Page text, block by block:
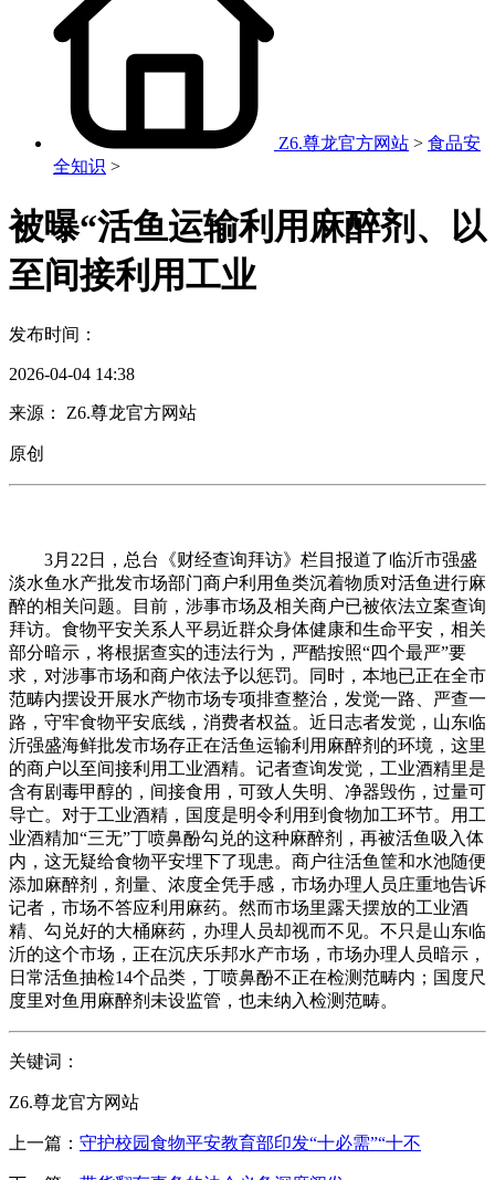
Z6.尊龙官方网站 > 食品安
全知识 >
被曝“活鱼运输利用麻醉剂、以
至间接利用工业
发布时间：
2026-04-04 14:38
来源： Z6.尊龙官方网站
原创
3月22日，总台《财经查询拜访》栏目报道了临沂市强盛
淡水鱼水产批发市场部门商户利用鱼类沉着物质对活鱼进行麻
醉的相关问题。目前，涉事市场及相关商户已被依法立案查询
拜访。食物平安关系人平易近群众身体健康和生命平安，相关
部分暗示，将根据查实的违法行为，严酷按照“四个最严”要
求，对涉事市场和商户依法予以惩罚。同时，本地已正在全市
范畴内摆设开展水产物市场专项排查整治，发觉一路、严查一
路，守牢食物平安底线，消费者权益。近日志者发觉，山东临
沂强盛海鲜批发市场存正在活鱼运输利用麻醉剂的环境，这里
的商户以至间接利用工业酒精。记者查询发觉，工业酒精里是
含有剧毒甲醇的，间接食用，可致人失明、净器毁伤，过量可
导亡。对于工业酒精，国度是明令利用到食物加工环节。用工
业酒精加“三无”丁喷鼻酚勾兑的这种麻醉剂，再被活鱼吸入体
内，这无疑给食物平安埋下了现患。商户往活鱼筐和水池随便
添加麻醉剂，剂量、浓度全凭手感，市场办理人员庄重地告诉
记者，市场不答应利用麻药。然而市场里露天摆放的工业酒
精、勾兑好的大桶麻药，办理人员却视而不见。不只是山东临
沂的这个市场，正在沉庆乐邦水产市场，市场办理人员暗示，
日常活鱼抽检14个品类，丁喷鼻酚不正在检测范畴内；国度尺
度里对鱼用麻醉剂未设监管，也未纳入检测范畴。
关键词：
Z6.尊龙官方网站
上一篇： 守护校园食物平安教育部印发“十必需”“十不